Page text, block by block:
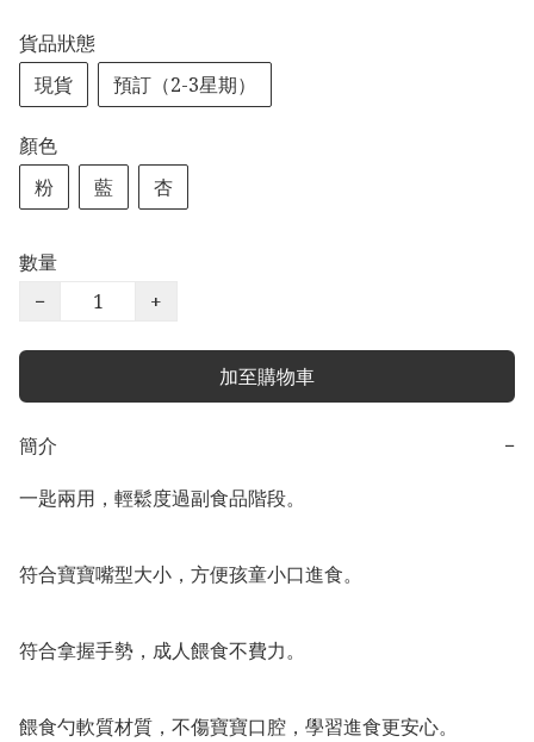
貨品狀態
現貨
預訂（2-3星期）
顏色
粉
藍 杏
數量
−
+
加至購物車
簡介
−
一匙兩用，輕鬆度過副食品階段。
符合寶寶嘴型大小，方便孩童小口進食。
符合拿握手勢，成人餵食不費力。
餵食勺軟質材質，不傷寶寶口腔，學習進食更安心。